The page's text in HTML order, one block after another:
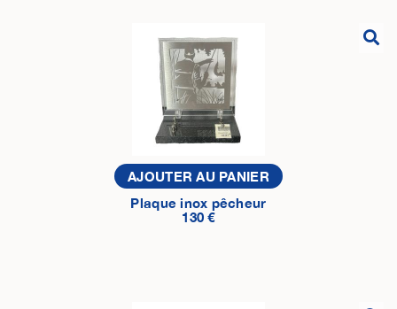
AJOUTER AU PANIER
Plaque inox pêcheur
130 €